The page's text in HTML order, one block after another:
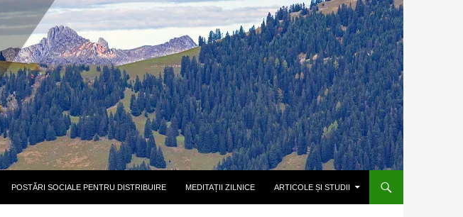
POSTĂRI SOCIALE PENTRU DISTRIBUIRE MEDITAȚII ZILNICE ARTICOLE ȘI STUDII